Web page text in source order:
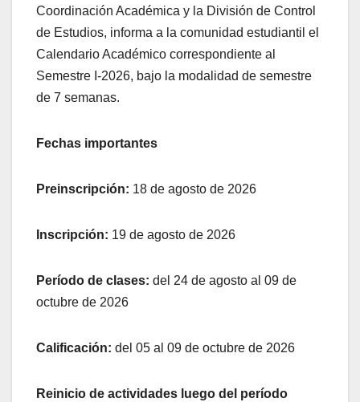
Coordinación Académica y la División de Control
de Estudios, informa a la comunidad estudiantil el
Calendario Académico correspondiente al
Semestre I-2026, bajo la modalidad de semestre
de 7 semanas.
Fechas importantes
Preinscripción: 18 de agosto de 2026
Inscripción: 19 de agosto de 2026
Período de clases: del 24 de agosto al 09 de
octubre de 2026
Calificación: del 05 al 09 de octubre de 2026
Reinicio de actividades luego del período